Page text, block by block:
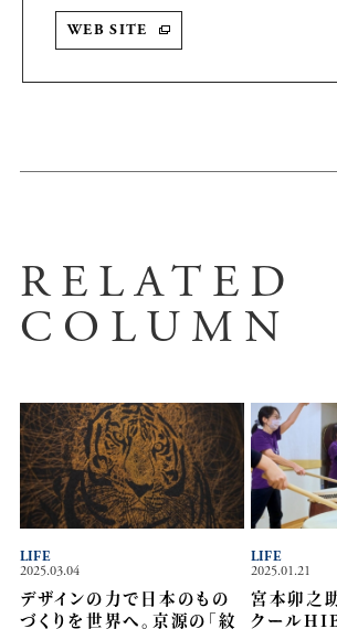
WEB SITE
RELATED
COLUMN
2025.03.04
デザインの力で日本のもの
づくりを世界へ。京源の「紋
LIFE
2025.01.21
宮本卯之
クール
LIFE